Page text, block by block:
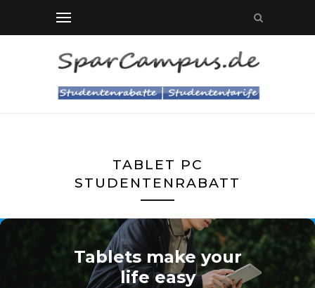
TABLET PC
STUDENTENRABATT
Tablets make your
life easy